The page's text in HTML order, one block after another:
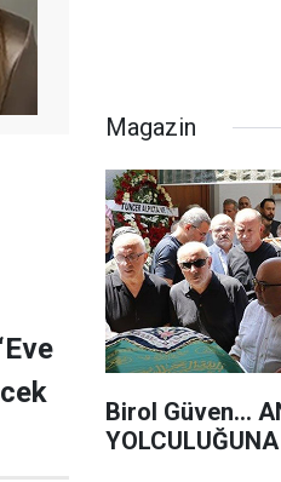
Magazin
Birol Güven...